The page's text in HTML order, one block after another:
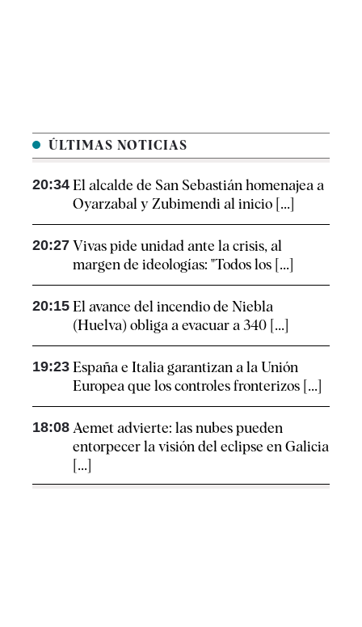
ÚLTIMAS NOTICIAS
20:34 El alcalde de San Sebastián homenajea a
Oyarzabal y Zubimendi al inicio [...]
20:27 Vivas pide unidad ante la crisis, al
margen de ideologías: "Todos los [...]
20:15 El avance del incendio de Niebla
(Huelva) obliga a evacuar a 340 [...]
19:23 España e Italia garantizan a la Unión
Europea que los controles fronterizos [...]
18:08 Aemet advierte: las nubes pueden
entorpecer la visión del eclipse en Galicia
[...]